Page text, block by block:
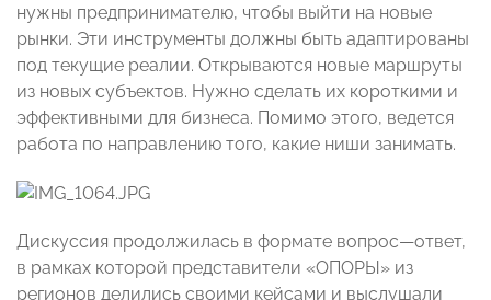
нужны предпринимателю, чтобы выйти на новые
рынки. Эти инструменты должны быть адаптированы
под текущие реалии. Открываются новые маршруты
из новых субъектов. Нужно сделать их короткими и
эффективными для бизнеса. Помимо этого, ведется
работа по направлению того, какие ниши занимать.
Дискуссия продолжилась в формате вопрос—ответ,
в рамках которой представители «ОПОРЫ» из
регионов делились своими кейсами и выслушали